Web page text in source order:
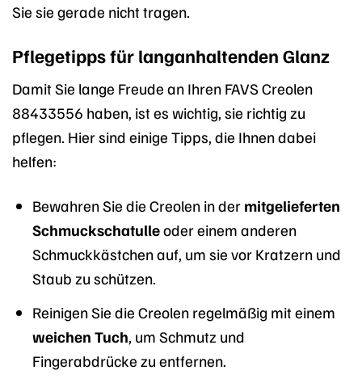
Sie sie gerade nicht tragen.
Pflegetipps für langanhaltenden Glanz
Damit Sie lange Freude an Ihren FAVS Creolen
88433556 haben, ist es wichtig, sie richtig zu
pflegen. Hier sind einige Tipps, die Ihnen dabei
helfen:
Bewahren Sie die Creolen in der mitgelieferten
Schmuckschatulleoder einem anderen
Schmuckkästchen auf, um sie vor Kratzern und
Staub zu schützen.
Reinigen Sie die Creolen regelmäßig mit einem
weichen Tuch, um Schmutz und
Fingerabdrücke zu entfernen.